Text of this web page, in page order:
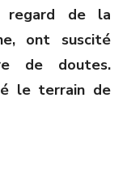
regard de la
ont suscité
de doutes.
le terrain de